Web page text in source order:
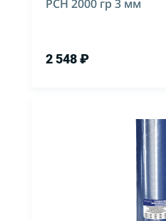
РСН 2000 гр 3 мм
2 548 ₽